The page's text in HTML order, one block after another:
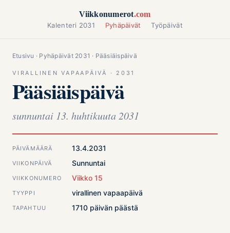
Viikkonumerot.com
Kalenteri 2031 Pyhäpäivät Työpäivät
Etusivu · Pyhäpäivät 2031 · Pääsiäispäivä
VIRALLINEN VAPAAPÄIVÄ · 2031
Pääsiäispäivä
sunnuntai 13. huhtikuuta 2031
PÄIVÄMÄÄRÄ 13.4.2031
VIIKONPÄIVÄ Sunnuntai
VIIKKONUMERO Viikko 15
TYYPPI virallinen vapaapäivä
TAPAHTUU 1710 päivän päästä